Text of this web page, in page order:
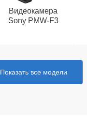
Видеокамера
Sony PMW‑F3
Показать все модели